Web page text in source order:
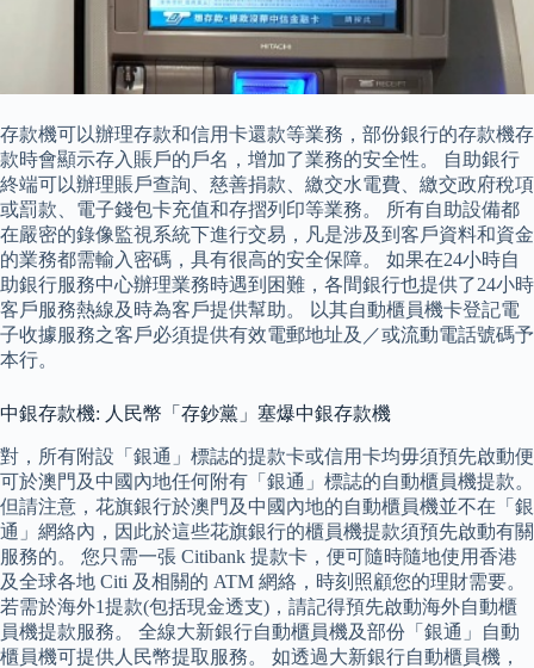
存款機可以辦理存款和信用卡還款等業務，部份銀行的存款機存
款時會顯示存入賬戶的戶名，增加了業務的安全性。 自助銀行
終端可以辦理賬戶查詢、慈善捐款、繳交水電費、繳交政府稅項
或罰款、電子錢包卡充值和存摺列印等業務。 所有自助設備都
在嚴密的錄像監視系統下進行交易，凡是涉及到客戶資料和資金
的業務都需輸入密碼，具有很高的安全保障。 如果在24小時自
助銀行服務中心辦理業務時遇到困難，各間銀行也提供了24小時
客戶服務熱線及時為客戶提供幫助。 以其自動櫃員機卡登記電
子收據服務之客戶必須提供有效電郵地址及／或流動電話號碼予
本行。
中銀存款機: 人民幣「存鈔黨」塞爆中銀存款機
對，所有附設「銀通」標誌的提款卡或信用卡均毋須預先啟動便
可於澳門及中國內地任何附有「銀通」標誌的自動櫃員機提款。
但請注意，花旗銀行於澳門及中國內地的自動櫃員機並不在「銀
通」網絡內，因此於這些花旗銀行的櫃員機提款須預先啟動有關
服務的。 您只需一張 Citibank 提款卡，便可隨時隨地使用香港
及全球各地 Citi 及相關的 ATM 網絡，時刻照顧您的理財需要。
若需於海外1提款(包括現金透支)，請記得預先啟動海外自動櫃
員機提款服務。 全線大新銀行自動櫃員機及部份「銀通」自動
櫃員機可提供人民幣提取服務。 如透過大新銀行自動櫃員機，